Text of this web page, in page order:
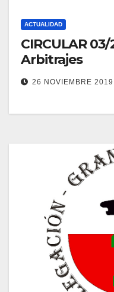
ACTUALIDAD
CIRCULAR
Arbitrajes
26 NOVIEMBRE 2019